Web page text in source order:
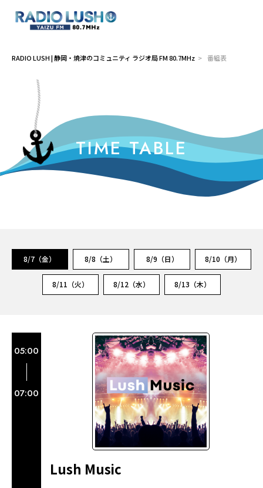
RADIO LUSH | 静岡・焼津のコミュニティ ラジオ局 FM 80.7MHz > 番組表
TIME TABLE
8/7（金） 8/8（土） 8/9（日） 8/10（月）
8/11（火） 8/12（水） 8/13（木）
05:00
07:00
Lush Music